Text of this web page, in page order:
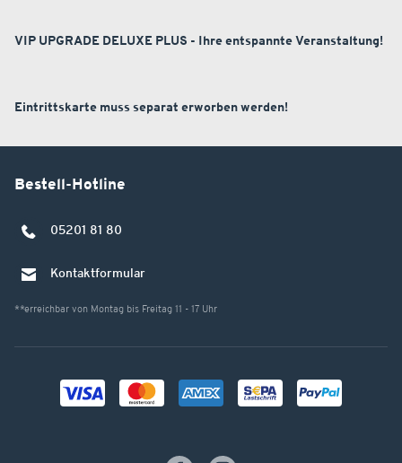
VIP UPGRADE DELUXE PLUS - Ihre entspannte Veranstaltung!
Eintrittskarte muss separat erworben werden!
Bestell-Hotline
05201 81 80
Kontaktformular
**erreichbar von Montag bis Freitag 11 - 17 Uhr